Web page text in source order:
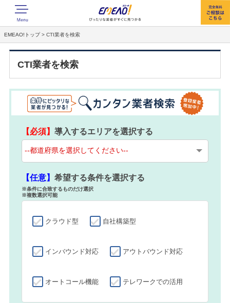
EMEAO!トップ > CTI業者を検索
CTI業者を検索
【必須】導入するエリアを選択する
【任意】希望する条件を選択する
※条件に合致するものだけ選択
※複数選択可能
クラウド型 自社構築型
インバウンド対応 アウトバウンド対応
オートコール機能 テレワークでの活用